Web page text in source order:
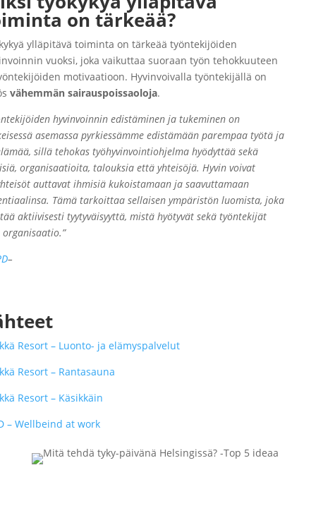
on tärkeää?
ylläpitävä toiminta on tärkeää työntekijöiden
vuoksi, joka vaikuttaa suoraan työn tehokkuuteen
motivaatioon. Hyvinvoivalla työntekijällä on
vähemmän sairauspoissaoloja.
hyvinvoinnin edistäminen ja tukeminen on
asemassa pyrkiessämme edistämään parempaa työtä ja
sillä tehokas työhyvinvointiohjelma hyödyttää sekä
organisaatioita, talouksia että yhteisöjä. Hyvin voivat
auttavat ihmisiä kukoistamaan ja saavuttamaan
Tämä tarkoittaa sellaisen ympäristön luomista, joka
aktiivisesti tyytyväisyyttä, mistä hyötyvät sekä työntekijät
–
Resort – Luonto- ja elämyspalvelut
Resort – Rantasauna
Resort – Käsikkäin
– Wellbeind at work